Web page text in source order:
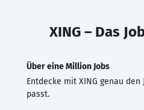
XING – Das
Über eine Million Jobs
Entdecke mit XING genau
passt.